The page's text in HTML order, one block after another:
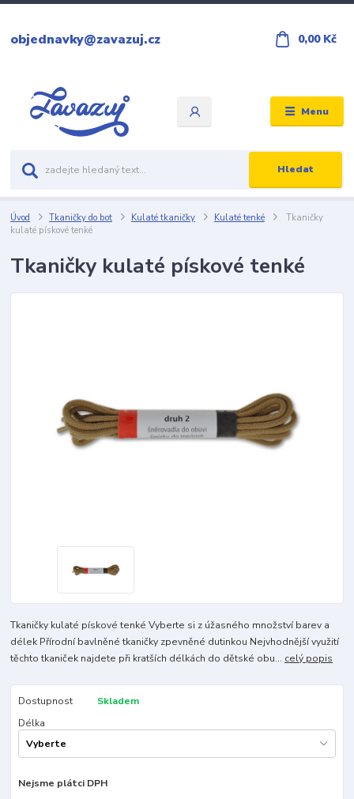
Menu
Hledat
objednavky@zavazuj.cz 0,00 Kč
Úvod Tkaničky do bot Kulaté tkaničky Kulaté tenké
Tkaničky
kulaté pískové tenké
Tkaničky kulaté pískové tenké
Tkaničky kulaté pískové tenké Vyberte si z úžasného množství barev a
délek Přírodní bavlněné tkaničky zpevněné dutinkou Nejvhodnější využití
těchto tkaniček najdete při kratších délkách do dětské obu... celý popis
Dostupnost
Skladem
Délka
Nejsme plátci DPH